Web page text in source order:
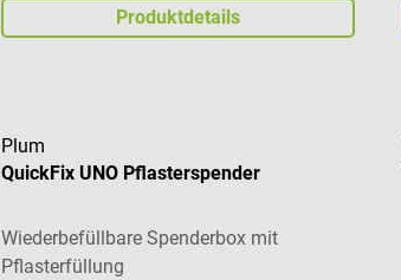
Produktdetails
Plum
QuickFix UNO Pflasterspender
Wiederbefüllbare Spenderbox mit
Pflasterfüllung